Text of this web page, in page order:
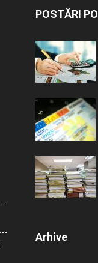
POSTĂRI
Arhive